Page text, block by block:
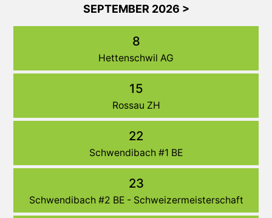
SEPTEMBER 2026 >
8
Hettenschwil AG
15
Rossau ZH
22
Schwendibach #1 BE
23
Schwendibach #2 BE - Schweizermeisterschaft